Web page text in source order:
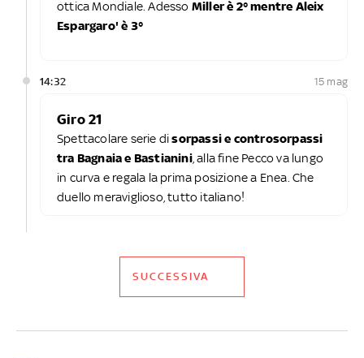
ottica Mondiale. Adesso Miller è 2° mentre Aleix
Espargaro' è 3°
14:32 15 mag
Giro 21
Spettacolare serie disorpassi e controsorpassi
tra Bagnaia e Bastianini, alla fine Pecco va lungo
in curva e regala la prima posizione a Enea. Che
duello meraviglioso, tutto italiano!
SUCCESSIVA